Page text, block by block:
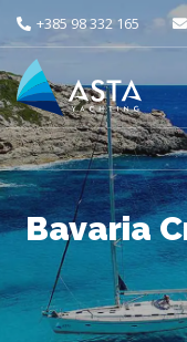
+385 98 332 165
Bavaria